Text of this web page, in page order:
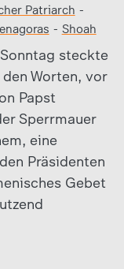
Patriarch -
- Shoah
steckte
Worten, vor
Papst
Sperrmauer
eine
Präsidenten
Gebet